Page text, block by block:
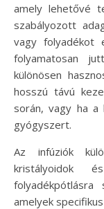
amely lehetővé
szabályozott
vagy folyadékot
folyamatosan
különösen
hosszú távú
során, vagy ha
gyógyszert.
Az infúziók
kristályoidok
folyadékpótlásra
amelyek